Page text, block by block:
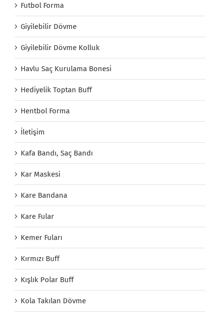
Futbol Forma
Giyilebilir Dövme
Giyilebilir Dövme Kolluk
Havlu Saç Kurulama Bonesi
Hediyelik Toptan Buff
Hentbol Forma
İletişim
Kafa Bandı, Saç Bandı
Kar Maskesi
Kare Bandana
Kare Fular
Kemer Fuları
Kırmızı Buff
Kışlık Polar Buff
Kola Takılan Dövme